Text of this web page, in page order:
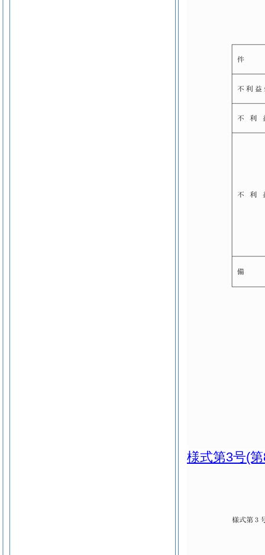
様式第3号(